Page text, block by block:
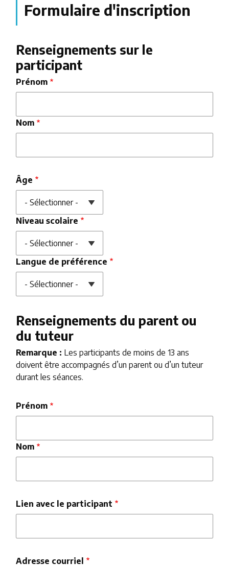
Formulaire d'inscription
Renseignements sur le
participant
Nom
complet
Prénom
Nom
Âge
Niveau scolaire
Langue de préférence
Renseignements du parent ou
du tuteur
Remarque : Les participants de moins de 13 ans
doivent être accompagnés d’un parent ou d’un tuteur
durant les séances.
Nom
du
ou
tuteur
Prénom
Nom
Lien avec le participant
Adresse courriel